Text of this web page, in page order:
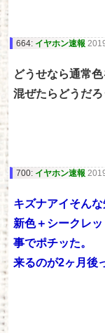
664: イヤホン速報
どうせなら通常
混ぜたらどうだろ
700: イヤホン速報
キズナアイそんな
新色＋シークレ
事でポチッた。
来るのが2ヶ月後